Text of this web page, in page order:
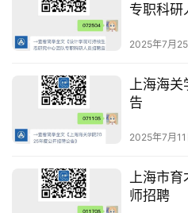
专职科研
2025年7月25
上海海
告
2025年7月11
上海市
师招聘